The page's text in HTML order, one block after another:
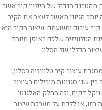
מהטרנד הגדול של חיפויי קיר אשר
יותר הגיוני מאשר לעצב את הקיר
קיר עירום ומשעמם. עיצוב הקיר הוא
הטלוויזיה שלכם באופן מיוחד
הכללי של הסלון.
עיצוב קיר טלוויזיה בסלון,
שני סגנונות מובילים בעיצוב
דקים, וזה החלק האלגנטי
או ללכת על מערכת עיצוב